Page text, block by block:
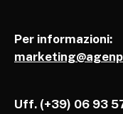
Per informazioni:
Uff. (+39) 06 93